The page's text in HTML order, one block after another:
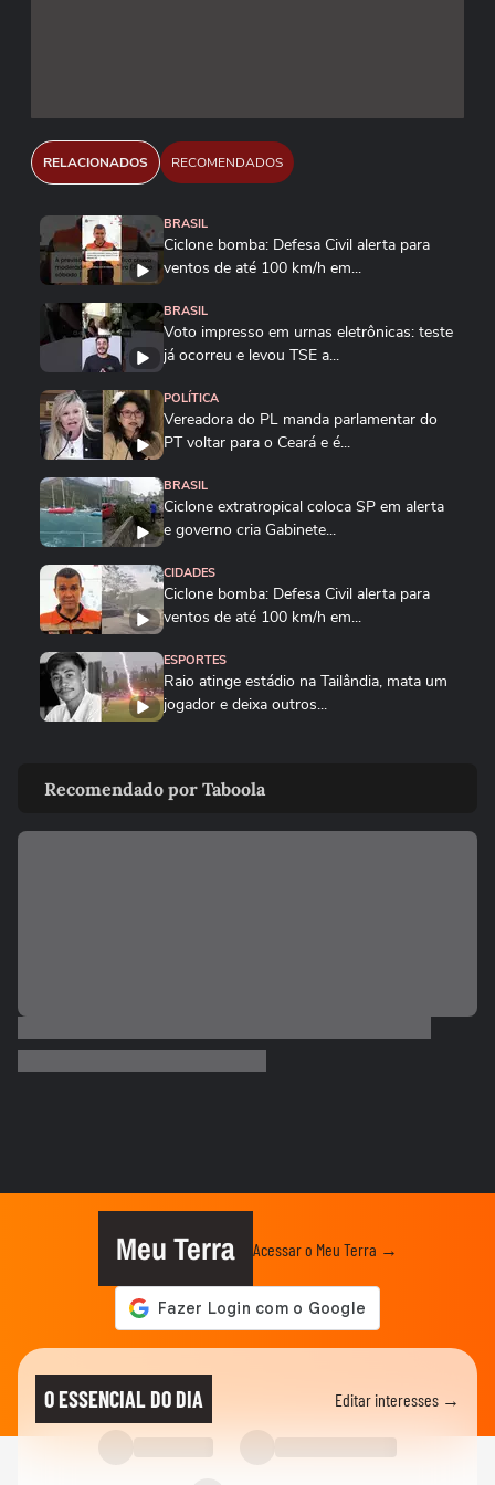
RELACIONADOS RECOMENDADOS
BRASIL
Ciclone bomba: Defesa Civil alerta para
ventos de até 100 km/h em...
BRASIL
Voto impresso em urnas eletrônicas: teste
já ocorreu e levou TSE a...
POLÍTICA
Vereadora do PL manda parlamentar do
PT voltar para o Ceará e é...
BRASIL
Ciclone extratropical coloca SP em alerta
e governo cria Gabinete...
CIDADES
Ciclone bomba: Defesa Civil alerta para
ventos de até 100 km/h em...
ESPORTES
Raio atinge estádio na Tailândia, mata um
jogador e deixa outros...
durante incêndio em...
CIDADES
Gaspar após anúncio como...
Combate ao incêndio em indústria em
Itaquaquecetuba entra no 2º dia
Flávio Bolsonaro diz que teve filhas para
cuidarem dele quando for...
Cercado por mulheres, Flávio Bolsonaro
Recomendado por Taboola
Meu Terra Acessar o Meu Terra →
O ESSENCIAL DO DIA Editar interesses →